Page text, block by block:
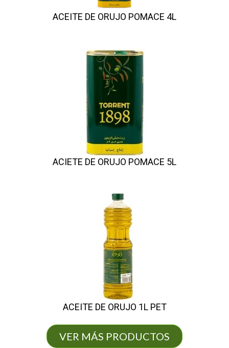
ACEITE DE ORUJO POMACE 4L
ACIETE DE ORUJO POMACE 5L
ACEITE DE ORUJO 1L PET
VER MÁS PRODUCTOS